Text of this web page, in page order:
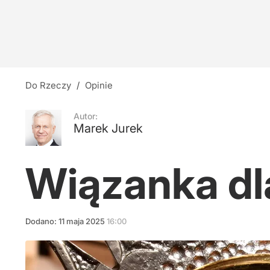
W pobliżu gazociągu w Bułgarii eksplodował
3
7
Do Rzeczy / Opinie
Autor:
Marek Jurek
Wiązanka
Dodano: 11 maja 2025 16:00